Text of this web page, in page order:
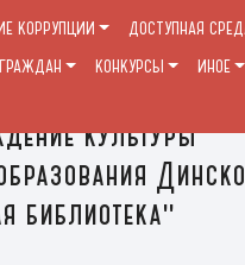
культуры
библиотека"
КОРРУПЦИИ ДОСТУПНАЯ
КОНКУРСЫ ИНОЕ